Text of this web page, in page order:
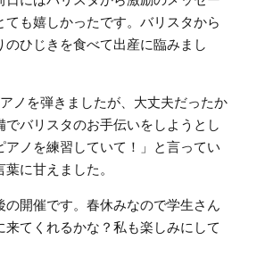
ても嬉しかったです。バリスタから
のひじきを食べて出産に臨みまし
ノを弾きましたが、大丈夫だったか
でバリスタのお手伝いをしようとし
アノを練習していて！」と言ってい
に甘えました。
の開催です。春休みなので学生さん
来てくれるかな？私も楽しみにして